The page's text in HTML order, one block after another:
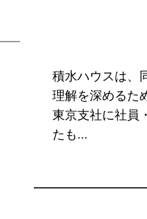
積水ハウスは、
理解を深めるた
東京支社に社員
たも...